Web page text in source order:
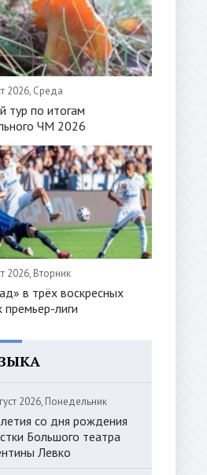
2026, Среда
тур по итогам
ЧМ 2026
2026, Вторник
в трёх воскресных
премьер-лиги
2026, Понедельник
со дня рождения
Большого театра
Левко